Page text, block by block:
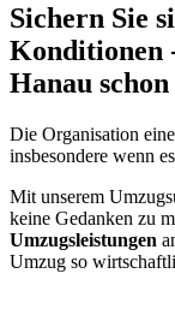
Sichern Sie
Konditionen
Hanau schon
Die Organisation
insbesondere wenn
Mit unserem
keine Gedanken zu
Umzugsleistungen
Umzug so